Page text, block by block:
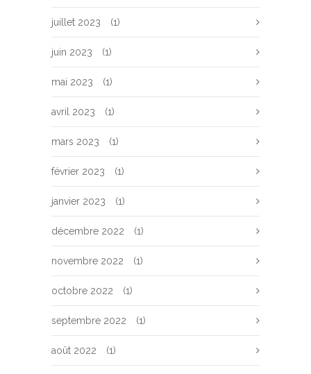
juillet 2023 (1)
juin 2023 (1)
mai 2023 (1)
avril 2023 (1)
mars 2023 (1)
février 2023 (1)
janvier 2023 (1)
décembre 2022 (1)
novembre 2022 (1)
octobre 2022 (1)
septembre 2022 (1)
août 2022 (1)